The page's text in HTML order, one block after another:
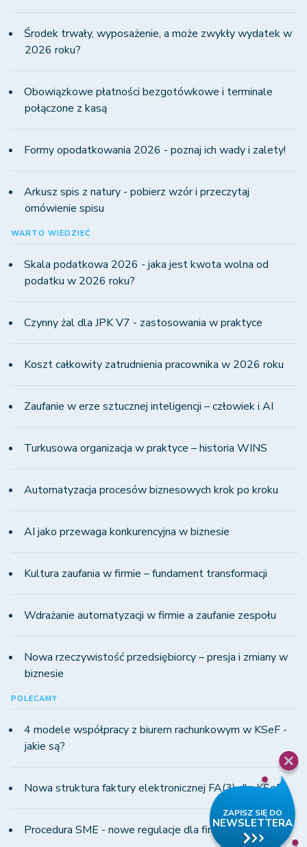
Środek trwały, wyposażenie, a może zwykły wydatek w
2026 roku?
Obowiązkowe płatności bezgotówkowe i terminale
połączone z kasą
Formy opodatkowania 2026 - poznaj ich wady i zalety!
Arkusz spis z natury - pobierz wzór i przeczytaj
omówienie spisu
WARTO WIEDZIEĆ
Skala podatkowa 2026 - jaka jest kwota wolna od
podatku w 2026 roku?
Czynny żal dla JPK V7 - zastosowania w praktyce
Koszt całkowity zatrudnienia pracownika w 2026 roku
Zaufanie w erze sztucznej inteligencji – człowiek i AI
Turkusowa organizacja w praktyce – historia WINS
Automatyzacja procesów biznesowych krok po kroku
AI jako przewaga konkurencyjna w biznesie
Kultura zaufania w firmie – fundament transformacji
Wdrażanie automatyzacji w firmie a zaufanie zespołu
Nowa rzeczywistość przedsiębiorcy – presja i zmiany w
biznesie
POLECAMY
4 modele współpracy z biurem rachunkowym w KSeF -
jakie są?
Nowa struktura faktury elektronicznej FA(3) dla KSeF
Procedura SME - nowe regulacje dla firm MŚP